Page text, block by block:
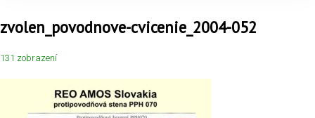
zvolen_povodnove-cvicenie_2004-052
131 zobrazení